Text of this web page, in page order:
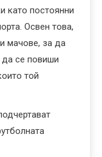
като постоянни
Освен това,
мачове, за да
да се повиши
той